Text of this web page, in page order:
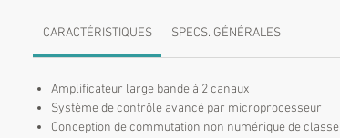
CARACTÉRISTIQUES SPECS. GÉNÉRALES
Amplificateur large bande à 2 canaux
Système de contrôle avancé par microprocesseur
Conception de commutation non numérique de classe